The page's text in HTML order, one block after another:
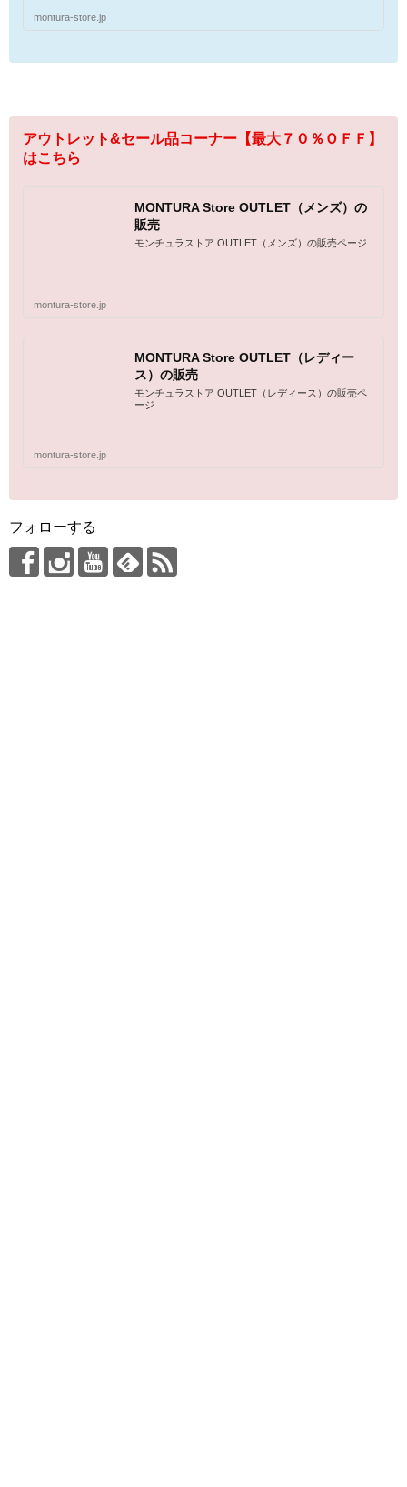
montura-store.jp
アウトレット&セール品コーナー【最大７０％ＯＦＦ】
はこちら
MONTURA Store OUTLET（メンズ）の
販売
モンチュラストア OUTLET（メンズ）の販売ページ
montura-store.jp
MONTURA Store OUTLET（レディー
ス）の販売
モンチュラストア OUTLET（レディース）の販売ペ
ージ
montura-store.jp
フォローする